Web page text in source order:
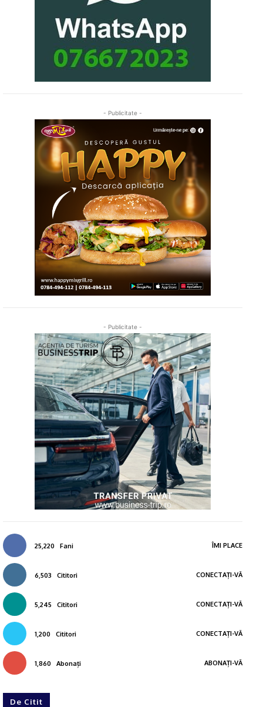
- Publicitate -
- Publicitate -
25,220 Fani ÎMI PLACE
6,503 Cititori CONECTAȚI-VĂ
5,245 Cititori CONECTAȚI-VĂ
1,200 Cititori CONECTAȚI-VĂ
1,860 Abonați ABONAȚI-VĂ
De Citit